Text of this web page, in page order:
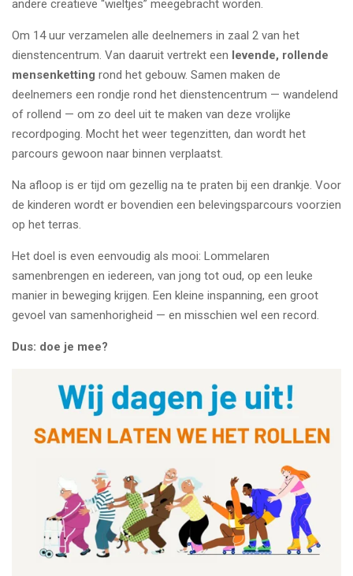
andere creatieve “wieltjes” meegebracht worden.
Om 14 uur verzamelen alle deelnemers in zaal 2 van het
dienstencentrum. Van daaruit vertrekt een levende, rollende
mensenketting rond het gebouw. Samen maken de
deelnemers een rondje rond het dienstencentrum — wandelend
of rollend — om zo deel uit te maken van deze vrolijke
recordpoging. Mocht het weer tegenzitten, dan wordt het
parcours gewoon naar binnen verplaatst.
Na afloop is er tijd om gezellig na te praten bij een drankje. Voor
de kinderen wordt er bovendien een belevingsparcours voorzien
op het terras.
Het doel is even eenvoudig als mooi: Lommelaren
samenbrengen en iedereen, van jong tot oud, op een leuke
manier in beweging krijgen. Een kleine inspanning, een groot
gevoel van samenhorigheid — en misschien wel een record.
Dus: doe je mee?